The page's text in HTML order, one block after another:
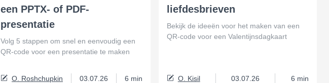
een PPTX- of PDF-
presentatie
Volg 5 stappen om snel en eenvoudig een
QR-code voor een presentatie te maken
O. Roshchupkin 03.07.26 6 min
liefdesbrieven
Bekijk de ideeën voor het maken van een
QR-code voor een Valentijnsdagkaart
O. Kisil 03.07.26 6 min